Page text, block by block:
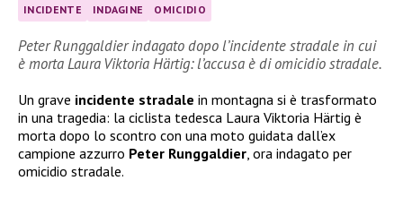
INCIDENTE INDAGINE OMICIDIO
Peter Runggaldier indagato dopo l’incidente stradale in cui
è morta Laura Viktoria Härtig: l’accusa è di omicidio stradale.
Un grave incidente stradale in montagna si è trasformato
in una tragedia: la ciclista tedesca Laura Viktoria Härtig è
morta dopo lo scontro con una moto guidata dall’ex
campione azzurro Peter Runggaldier , ora indagato per
omicidio stradale.